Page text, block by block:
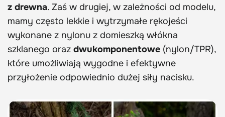
z drewna. Zaś w drugiej, w zależności od modelu,
mamy często lekkie i wytrzymałe rękojeści
wykonane z nylonu z domieszką włókna
szklanego oraz dwukomponentowe (nylon/TPR),
które umożliwiają wygodne i efektywne
przyłożenie odpowiednio dużej siły nacisku.